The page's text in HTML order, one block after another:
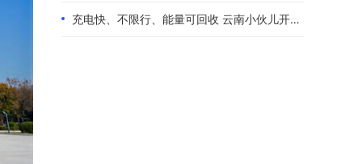
充电快、不限行、能量可回收 云南小伙儿开着现代泓图EV放心跑烂路